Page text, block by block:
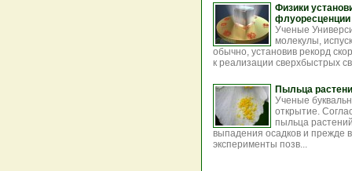
Физики
флуоресценции
Ученые
молекулы,
обычно, установив рекорд
к реализации сверхбыстрых
Пыльца
Ученые
открытие.
пыльца
выпадения осадков и прежде
эксперименты позв...